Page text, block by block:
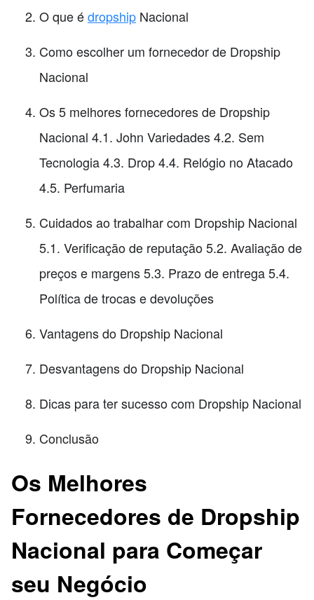
O que édropship Nacional
Como escolher um fornecedor de Dropship
Nacional
Os 5 melhores fornecedores de Dropship
Nacional 4.1. John Variedades 4.2. Sem
Tecnologia 4.3. Drop 4.4. Relógio no Atacado
4.5. Perfumaria
Cuidados ao trabalhar com Dropship Nacional
5.1. Verificação de reputação 5.2. Avaliação de
preços e margens 5.3. Prazo de entrega 5.4.
Política de trocas e devoluções
Vantagens do Dropship Nacional
Desvantagens do Dropship Nacional
Dicas para ter sucesso com Dropship Nacional
Conclusão
Os Melhores
Fornecedores de Dropship
Nacional para Começar
seu Negócio